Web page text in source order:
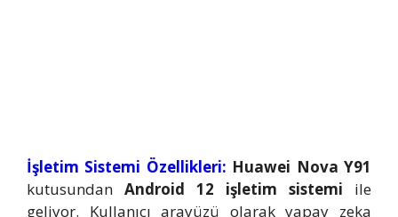
İşletim Sistemi Özellikleri: Huawei Nova Y91
kutusundan Android 12 işletim sistemi ile
geliyor. Kullanıcı arayüzü olarak yapay zeka